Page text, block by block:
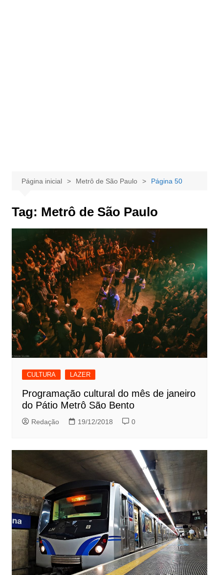
Página inicial Metrô de São Paulo Página 50
Tag: Metrô de São Paulo
CULTURA LAZER
Programação cultural do mês de janeiro
do Pátio Metrô São Bento
Redação 19/12/2018 0